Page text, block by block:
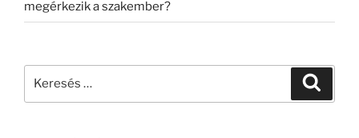
megérkezik a szakember?